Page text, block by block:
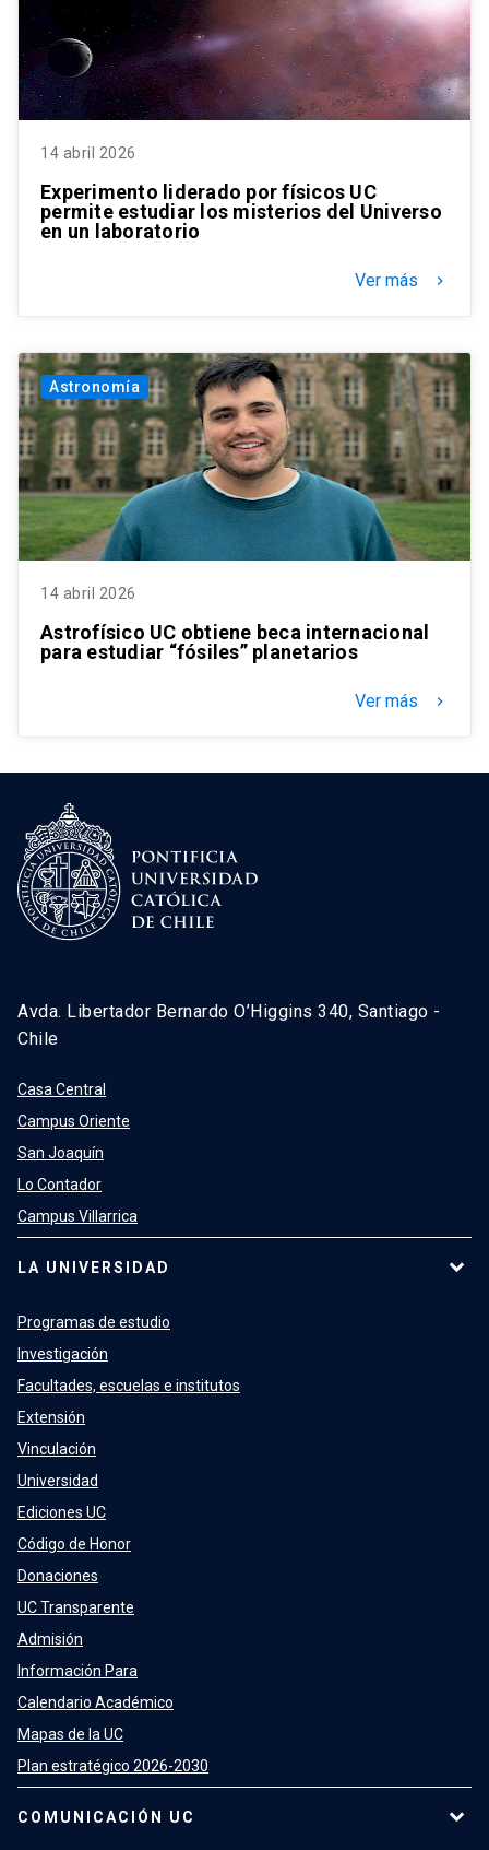
14 abril 2026
Experimento liderado por físicos UC
permite estudiar los misterios del Universo
en un laboratorio
Ver más keyboard_arrow_right
Astronomía
14 abril 2026
Astrofísico UC obtiene beca internacional
para estudiar “fósiles” planetarios
Ver más keyboard_arrow_right
Avda. Libertador Bernardo O’Higgins 340, Santiago -
Chile
Casa Central
Campus Oriente
San Joaquín
Lo Contador
Campus Villarrica
LA UNIVERSIDAD
Programas de estudio
Investigación
Facultades, escuelas e institutos
Extensión
Vinculación
Universidad
Ediciones UC
Código de Honor
Donaciones
UC Transparente
Admisión
Información Para
Calendario Académico
Mapas de la UC
Plan estratégico 2026-2030
COMUNICACIÓN UC